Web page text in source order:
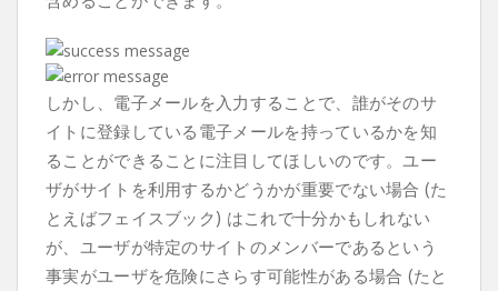
しかし、電子メールを入力することで、誰がそのサ
イトに登録している電子メールを持っているかを知
ることができることに注目してほしいのです。ユー
ザがサイトを利用するかどうかが重要でない場合 (た
とえばフェイスブック) はこれで十分かもしれない
が、ユーザが特定のサイトのメンバーであるという
事実がユーザを危険にさらす可能性がある場合 (たと